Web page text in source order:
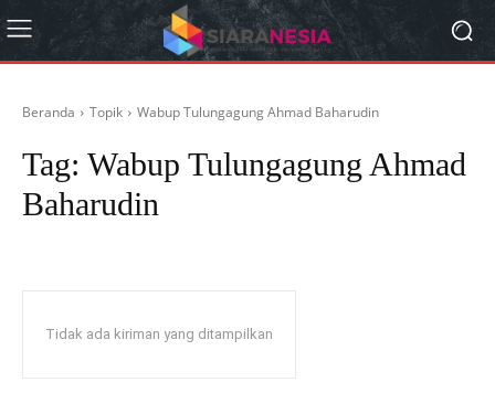
Beranda Topik Wabup Tulungagung Ahmad Baharudin
Tag: Wabup Tulungagung Ahmad
Baharudin
Tidak ada kiriman yang ditampilkan